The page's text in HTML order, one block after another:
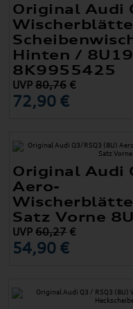
Original Audi
Hinten /
8K9955425
UVP80,76 €
72,90 €
Original Audi
Aero-
Satz Vorne
UVP60,27 €
54,90 €